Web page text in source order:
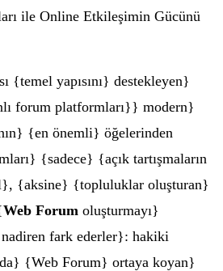
ile Online Etkileşimin Gücünü
{temel yapısını} destekleyen}
forum platformları}} modern}
{en önemli} öğelerinden
{sadece} {açık tartışmaların
{aksine} {topluluklar oluşturan}
Web Forum oluşturmayı}
fark ederler}: hakiki
{Web Forum} ortaya koyan}